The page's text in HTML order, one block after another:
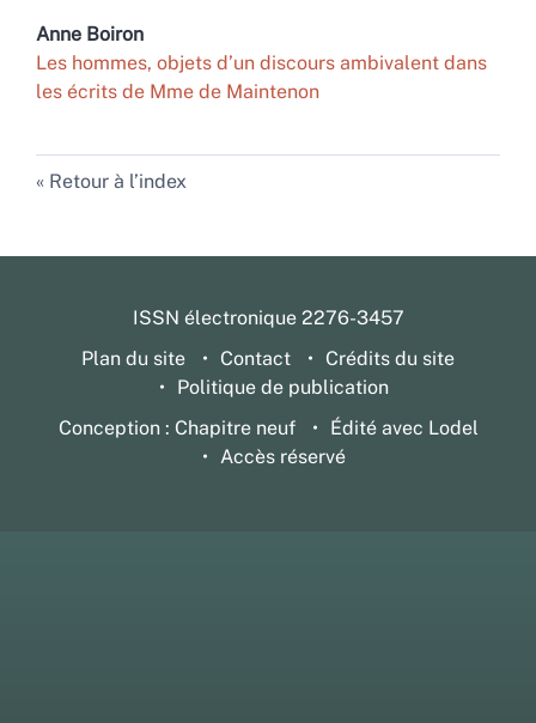
Anne Boiron
Les hommes, objets d’un discours ambivalent dans
les écrits de Mme de Maintenon
Retour à l’index
ISSN électronique 2276-3457
Plan du site
Contact
Crédits du site
Politique de publication
Conception : Chapitre neuf
Édité avec Lodel
Accès réservé